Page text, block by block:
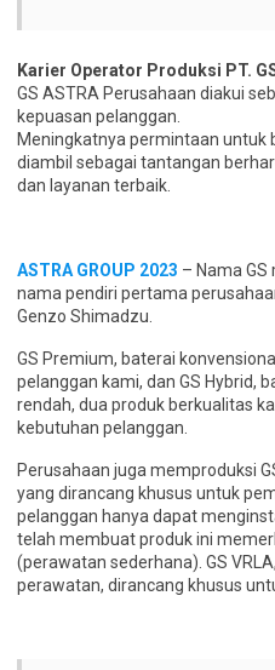
Karier Operator Produksi PT.
GS ASTRA Perusahaan diakui
kepuasan pelanggan.
Meningkatnya permintaan untuk
diambil sebagai tantangan
dan layanan terbaik.
ASTRA GROUP 2023 – Nama
nama pendiri pertama
Genzo Shimadzu.
GS Premium, baterai
pelanggan kami, dan GS Hybrid,
rendah, dua produk berkualitas
kebutuhan pelanggan.
Perusahaan juga memproduksi
yang dirancang khusus untuk
pelanggan hanya dapat
telah membuat produk ini
(perawatan sederhana). GS
perawatan, dirancang khusus